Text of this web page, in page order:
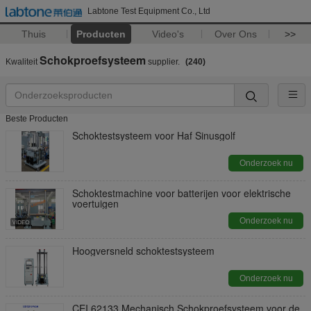
Labtone Test Equipment Co., Ltd
Thuis Producten Video's Over Ons >>
Kwaliteit Schokproefsysteem supplier. (240)
Beste Producten
Schoktestsysteem voor Haf Sinusgolf
Onderzoek nu
Schoktestmachine voor batterijen voor elektrische
voertuigen
Onderzoek nu
Hoogversneld schoktestsysteem
Onderzoek nu
CEI 62133 Mechanisch Schokproefsysteem voor de